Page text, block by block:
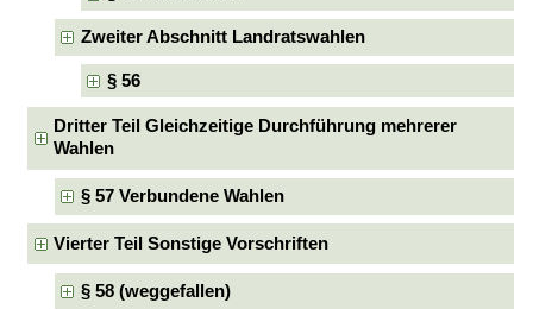
Zweiter Abschnitt Landratswahlen
§ 56
Dritter Teil Gleichzeitige Durchführung mehrerer
Wahlen
§ 57 Verbundene Wahlen
Vierter Teil Sonstige Vorschriften
§ 58 (weggefallen)